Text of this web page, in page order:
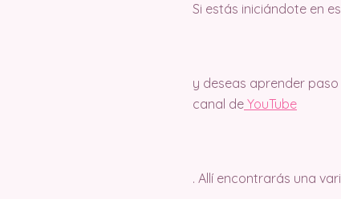
Si estás iniciándote en
y deseas aprender
canal de YouTube
. Allí encontrarás una